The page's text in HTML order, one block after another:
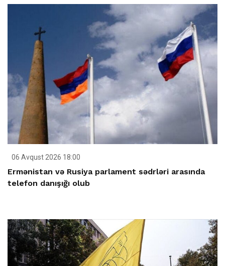
06 Avqust 2026 18:00
Ermənistan və Rusiya parlament sədrləri arasında
telefon danışığı olub